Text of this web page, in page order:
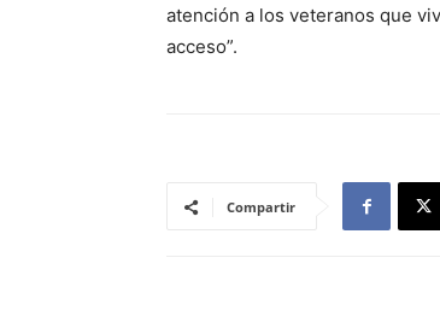
atención a los veteranos que
acceso”.
Compartir